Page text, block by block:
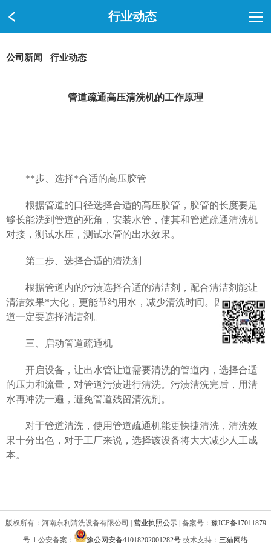
行业动态
公司新闻 行业动态
管道疏通高压清洗机的工作原理
**步、选择*合适的高压胶管
根据管道的口径选择合适的高压胶管，胶管的长度要足
够长能洗到管道的死角，安装水管，使其和管道疏通清洗机
对接，测试水压，测试水管的出水效果。
第二步、选择合适的清洗剂
根据管道内的污渍选择合适的清洁剂，配合清洁剂能让
清洁效果*大化，更能节约用水，减少清洗时间。因此清洗管
道一定要选择清洁剂。
三、启动管道疏通机
开启设备，让出水管让道需要清洗的管道内，选择合适
的压力和流量，对管道污渍进行清洗。污渍清洗完后，用清
水再冲洗一遍，避免管道残留清洗剂。
对于管道清洗，使用管道疏通机能更快捷清洗，清洗效
果十分出色，对于工厂来说，选择该设备将大大减少人工成
本。
版权所有：河南东利清洗设备有限公司 | 营业执照公示| 备案号： 豫ICP备17011879
号-1 公安备案： 豫公网安备41018202001282号 技术支持： 三猫网络